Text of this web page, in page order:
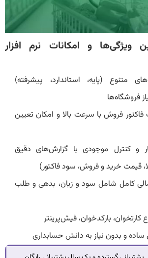
ویژگی‌ها و امکانات نرم افزار
متنوع (پایه، استاندارد، پیشرفته)
فروشگاه‌ها
فروش با سرعت بالا و امکان تعیین
و کنترل موجودی با گزارش‌های دقیق
قیمت خرید و فروش، سود فاکتور)
کامل شامل سود و زیان، بدهی و طلب
کارتخوان، بارکدخوان، فیش‌پرینتر
ساده و بدون نیاز به دانش حسابداری